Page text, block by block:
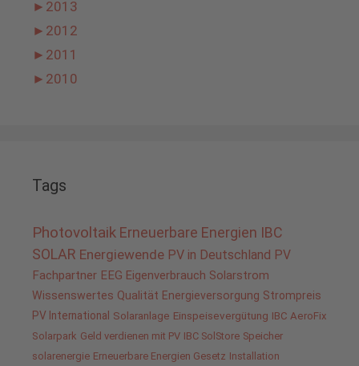
► 2013
► 2012
► 2011
► 2010
Tags
Photovoltaik Erneuerbare Energien IBC
SOLAR Energiewende PV in Deutschland PV
Fachpartner EEG Eigenverbrauch Solarstrom
Wissenswertes Qualität Energieversorgung Strompreis
PV International Solaranlage Einspeisevergütung IBC AeroFix
Solarpark Geld verdienen mit PV IBC SolStore Speicher
solarenergie Erneuerbare Energien Gesetz Installation